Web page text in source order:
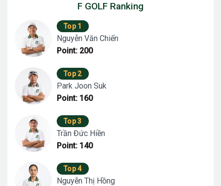
F GOLF Ranking
Top 1
Nguyễn Văn Chiến
Point: 200
Top 2
Park Joon Suk
Point: 160
Top 3
Trần Đức Hiền
Point: 140
Top 4
Nguyễn Thị Hồng